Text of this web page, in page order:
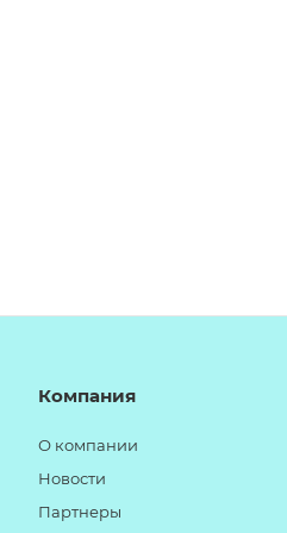
Компания
О компании
Новости
Партнеры